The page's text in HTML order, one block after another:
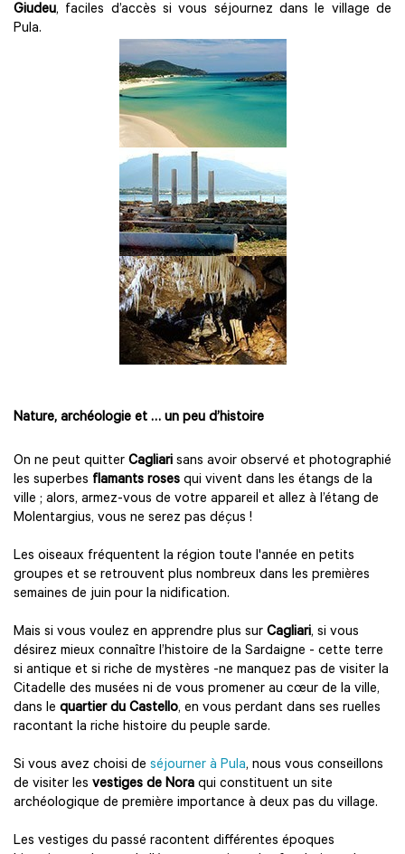
Giudeu, faciles d’accès si vous séjournez dans le village de
Pula.
Nature, archéologie et … un peu d’histoire
On ne peut quitter Cagliari sans avoir observé et photographié
les superbes flamants roses qui vivent dans les étangs de la
ville ; alors, armez-vous de votre appareil et allez à l’étang de
Molentargius, vous ne serez pas déçus !
Les oiseaux fréquentent la région toute l'année en petits
groupes et se retrouvent plus nombreux dans les premières
semaines de juin pour la nidification.
Mais si vous voulez en apprendre plus sur Cagliari, si vous
désirez mieux connaître l’histoire de la Sardaigne - cette terre
si antique et si riche de mystères -ne manquez pas de visiter la
Citadelle des musées ni de vous promener au cœur de la ville,
dans le quartier du Castello, en vous perdant dans ses ruelles
racontant la riche histoire du peuple sarde.
Si vous avez choisi de séjourner à Pula, nous vous conseillons
de visiter les vestiges de Nora qui constituent un site
archéologique de première importance à deux pas du village.
Les vestiges du passé racontent différentes époques